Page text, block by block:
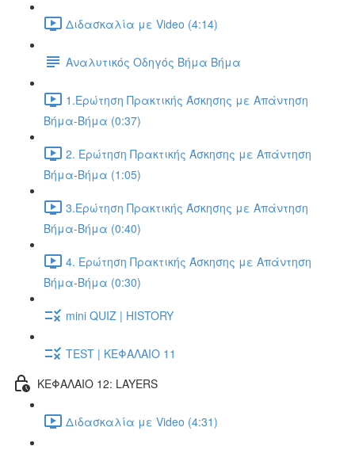
Διδασκαλία με Video (4:14)
Αναλυτικός Οδηγός Βήμα Βήμα
1.Ερώτηση Πρακτικής Άσκησης με Απάντηση
Βήμα-Βήμα (0:37)
2. Ερώτηση Πρακτικής Άσκησης με Απάντηση
Βήμα-Βήμα (1:05)
3.Ερώτηση Πρακτικής Άσκησης με Απάντηση
Βήμα-Βήμα (0:40)
4. Ερώτηση Πρακτικής Άσκησης με Απάντηση
Βήμα-Βήμα (0:30)
mini QUIZ | HISTORY
TEST | ΚΕΦΑΛΑΙΟ 11
ΚΕΦΑΛΑΙΟ 12: LAYERS
Διδασκαλία με Video (4:31)